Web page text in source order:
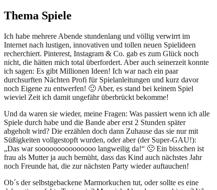
Thema Spiele
Ich habe mehrere Abende stundenlang und völlig verwirrt im
Internet nach lustigen, innovativen und tollen neuen Spielideen
recherchiert. Pinterest, Instagram & Co. gab es zum Glück noch
nicht, die hätten mich total überfordert. Aber auch seinerzeit konnte
ich sagen: Es gibt Millionen Ideen! Ich war nach ein paar
durchsurften Nächten Profi für Spielanleitungen und kurz davor
noch Eigene zu entwerfen! 🙂 Aber, es stand bei keinem Spiel
wieviel Zeit ich damit ungefähr überbrückt bekomme!
Und da waren sie wieder, meine Fragen: Was passiert wenn ich alle
Spiele durch habe und die Bande aber erst 2 Stunden später
abgeholt wird? Die erzählen doch dann Zuhause das sie nur mit
Süßigkeiten vollgestopft wurden, oder aber (der Super-GAU!):
„Das war sooooooooooooooo langweilig da!“ 🙁 Ein bisschen ist
frau als Mutter ja auch bemüht, dass das Kind auch nächstes Jahr
noch Freunde hat, die zur nächsten Party wieder auftauchen!
Ob´s der selbstgebackene Marmorkuchen tut, oder sollte es eine